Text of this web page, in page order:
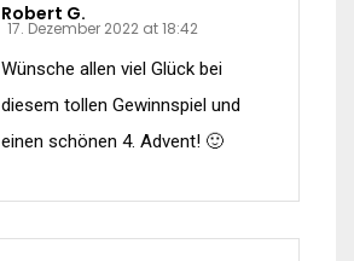
Robert G.
17. Dezember 2022 at 18:42
Wünsche allen viel Glück bei
diesem tollen Gewinnspiel und
einen schönen 4. Advent! 🙂